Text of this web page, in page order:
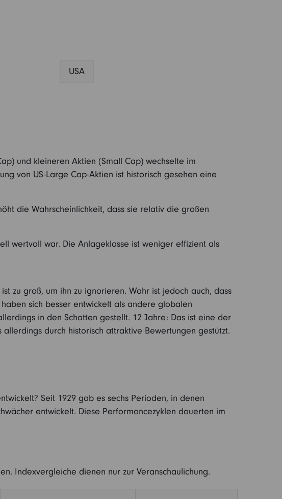
USA
und kleineren Aktien (Small Cap) wechselte im
von US-Large Cap-Aktien ist historisch gesehen eine
die Wahrscheinlichkeit, dass sie relativ die großen
wertvoll war. Die Anlageklasse ist weniger effizient als
zu groß, um ihn zu ignorieren. Wahr ist jedoch auch, dass
sich besser entwickelt als andere globalen
in den Schatten gestellt. 12 Jahre: Das ist eine der
durch historisch attraktive Bewertungen gestützt.
Seit 1929 gab es sechs Perioden, in denen
entwickelt. Diese Performancezyklen dauerten im
Indexvergleiche dienen nur zur Veranschaulichung.